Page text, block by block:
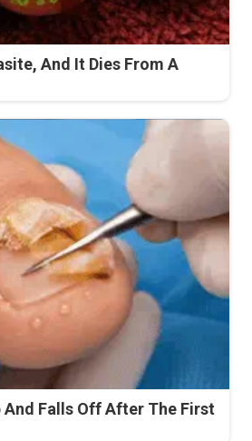
And It Dies From A
And Falls Off After The First